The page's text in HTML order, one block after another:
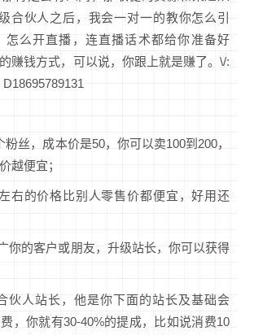
合伙人之后，我会一对一的教你怎么引
怎么开直播，连直播话术都给你准备好
赚钱方式，可以说，你跟上就是赚了。\/:
丝，成本价是50，你可以卖100到200，
越便宜；
右的价格比别人零售价都便宜，好用还
你的客户或朋友，升级站长，你可以获得
伙人站长，他是你下面的站长及基础会
，你就有30-40%的提成，比如说消费10